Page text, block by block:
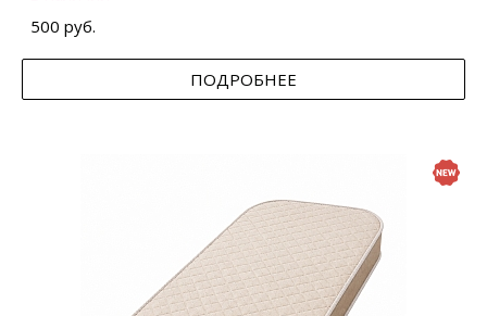
500 руб.
ПОДРОБНЕЕ